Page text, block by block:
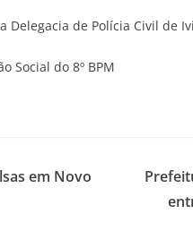
Delegacia de Polícia Civil de
Social do 8º BPM
em Novo